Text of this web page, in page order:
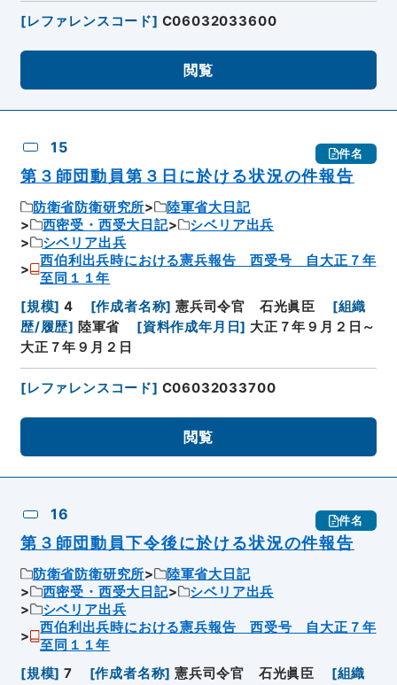
[レファレンスコード] C06032033600
閲覧
15 件名
第３師団動員第３日に於ける状況の件報告
防衛省防衛研究所
陸軍省大日記
西密受・西受大日記
シベリア出兵
シベリア出兵
西伯利出兵時における憲兵報告 西受号 自大正７年
至同１１年
[規模] 4 [作成者名称] 憲兵司令官 石光眞臣 [組織
歴/履歴] 陸軍省 [資料作成年月日] 大正７年９月２日～
大正７年９月２日
[レファレンスコード] C06032033700
閲覧
16 件名
第３師団動員下令後に於ける状況の件報告
防衛省防衛研究所
陸軍省大日記
西密受・西受大日記
シベリア出兵
シベリア出兵
西伯利出兵時における憲兵報告 西受号 自大正７年
至同１１年
[規模] 7 [作成者名称] 憲兵司令官 石光眞臣 [組織